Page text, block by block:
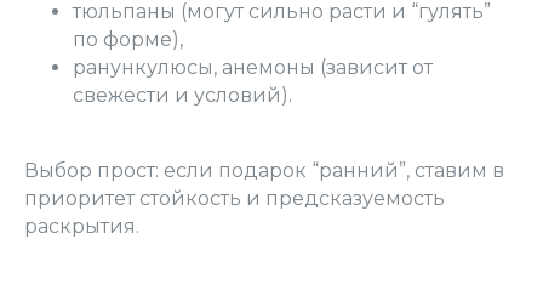
тюльпаны (могут сильно расти и “гулять”
по форме),
ранункулюсы, анемоны (зависит от
свежести и условий).
Выбор прост: если подарок “ранний”, ставим в
приоритет стойкость и предсказуемость
раскрытия.